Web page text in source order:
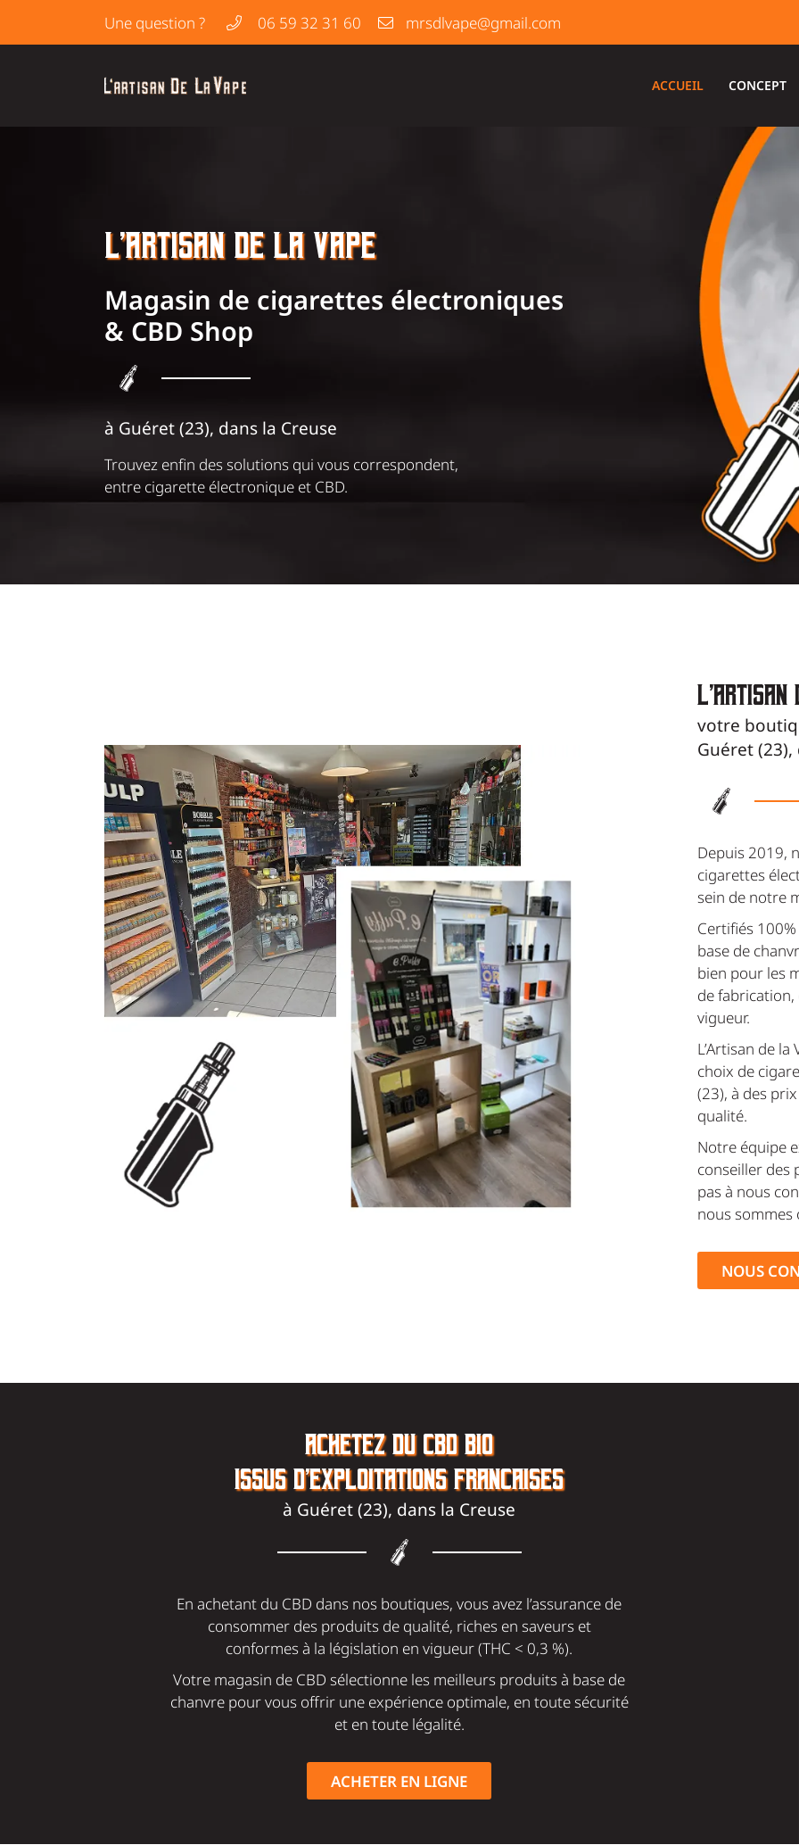
Une question ? 06 59 32 31 60
ACCUEIL CONCEPT
2, Rue Maréchal Leclerc
23000 Guéret
Adresse email de réception
En cochant cette case, vous consentez à recevoir nos propositions
dans la Creuse, à Guéret (23)
Profitez des nombreuses vertus du chanvre.
votre
Guéret (23),
Depuis 2019,
cigarettes
sein de notre
Certifiés
base de
bien pour les
de
vigueur.
L’Artisan de
choix de
(23), à des
qualité.
Notre équipe
conseiller des
pas à nous
nous sommes
NOUS
ACHETEZ DU CBD BIO
ISSUS D’EXPLOITATIONS FRANÇAISES
à Guéret (23), dans la Creuse
En achetant du CBD dans nos boutiques, vous avez l’assurance de
consommer des produits de qualité, riches en saveurs et
conformes à la législation en vigueur (THC < 0,3 %).
Votre magasin de CBD sélectionne les meilleurs produits à base de
chanvre pour vous offrir une expérience optimale, en toute sécurité
et en toute légalité.
ACHETER EN LIGNE